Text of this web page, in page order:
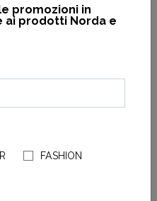
promozioni in
ai prodotti Norda e
FASHION